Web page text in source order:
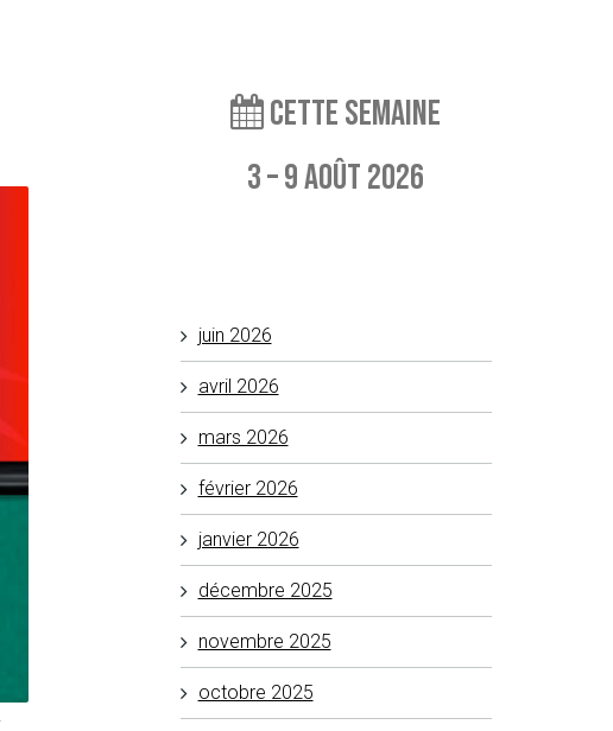
Cette semaine
3 – 9 août 2026
juin 2026
avril 2026
mars 2026
février 2026
janvier 2026
décembre 2025
novembre 2025
octobre 2025